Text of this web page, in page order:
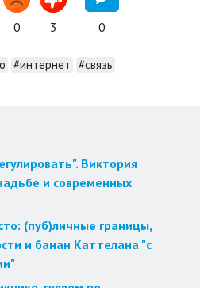
0 3 0
#интернет #связь
Виктория
и современных
(пуб)личные границы,
и банан Каттелана "с